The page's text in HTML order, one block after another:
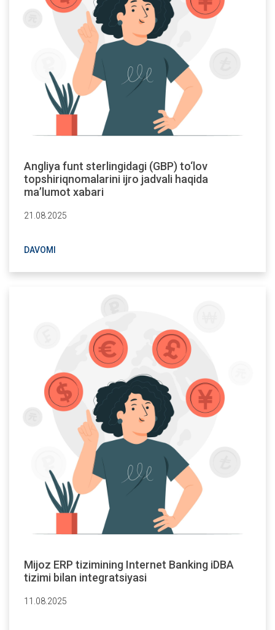
Angliya funt sterlingidagi (GBP) to‘lov
topshiriqnomalarini ijro jadvali haqida
ma’lumot xabari
21.08.2025
DAVOMI
Mijoz ERP tizimining Internet Banking iDBA
tizimi bilan integratsiyasi
11.08.2025